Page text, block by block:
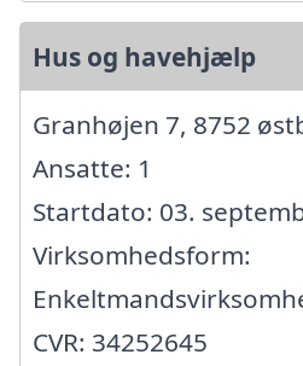
Hus og havehjælp
Granhøjen 7, 8752
Ansatte: 1
Startdato: 03.
Virksomhedsform:
CVR: 34252645